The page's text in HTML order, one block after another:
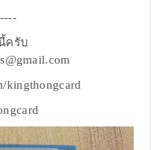
ครับ
kingthongcard